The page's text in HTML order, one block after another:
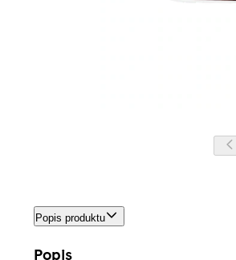
Popis produktu
Popis